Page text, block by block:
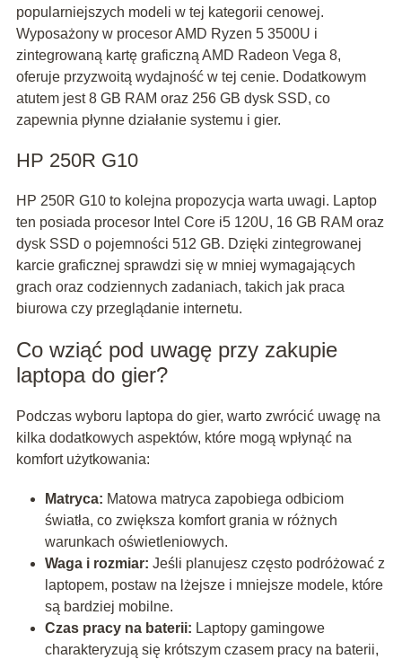
popularniejszych modeli w tej kategorii cenowej.
Wyposażony w procesor AMD Ryzen 5 3500U i
zintegrowaną kartę graficzną AMD Radeon Vega 8,
oferuje przyzwoitą wydajność w tej cenie. Dodatkowym
atutem jest 8 GB RAM oraz 256 GB dysk SSD, co
zapewnia płynne działanie systemu i gier.
HP 250R G10
HP 250R G10 to kolejna propozycja warta uwagi. Laptop
ten posiada procesor Intel Core i5 120U, 16 GB RAM oraz
dysk SSD o pojemności 512 GB. Dzięki zintegrowanej
karcie graficznej sprawdzi się w mniej wymagających
grach oraz codziennych zadaniach, takich jak praca
biurowa czy przeglądanie internetu.
Co wziąć pod uwagę przy zakupie
laptopa do gier?
Podczas wyboru laptopa do gier, warto zwrócić uwagę na
kilka dodatkowych aspektów, które mogą wpłynąć na
komfort użytkowania:
Matryca: Matowa matryca zapobiega odbiciom
światła, co zwiększa komfort grania w różnych
warunkach oświetleniowych.
Waga i rozmiar: Jeśli planujesz często podróżować z
laptopem, postaw na lżejsze i mniejsze modele, które
są bardziej mobilne.
Czas pracy na baterii: Laptopy gamingowe
charakteryzują się krótszym czasem pracy na baterii,